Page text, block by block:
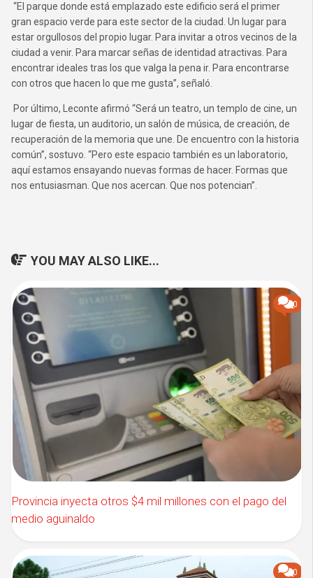
“El parque donde está emplazado este edificio será el primer
gran espacio verde para este sector de la ciudad. Un lugar para
estar orgullosos del propio lugar. Para invitar a otros vecinos de la
ciudad a venir. Para marcar señas de identidad atractivas. Para
encontrar ideales tras los que valga la pena ir. Para encontrarse
con otros que hacen lo que me gusta”, señaló.
Por último, Leconte afirmó “Será un teatro, un templo de cine, un
lugar de fiesta, un auditorio, un salón de música, de creación, de
recuperación de la memoria que une. De encuentro con la historia
común”, sostuvo. “Pero este espacio también es un laboratorio,
aquí estamos ensayando nuevas formas de hacer. Formas que
nos entusiasman. Que nos acercan. Que nos potencian”.
YOU MAY ALSO LIKE...
0
Provincia inyecta otros $4 mil millones con el pago del
medio aguinaldo
0